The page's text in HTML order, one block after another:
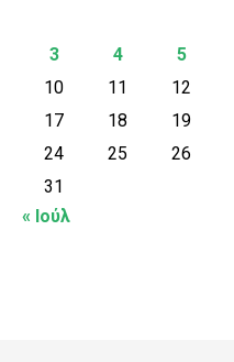
3
4 5
10
11 12
17
18 19
24
25 26
31
« Ιούλ